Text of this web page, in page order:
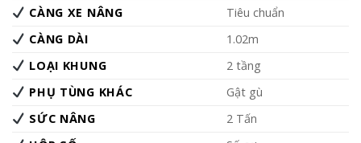
CÀNG XE NÂNG
Tiêu chuẩn
CÀNG DÀI
1.02m
LOẠI KHUNG
2 tầng
PHỤ TÙNG KHÁC
Gật gù
SỨC NÂNG
2 Tấn